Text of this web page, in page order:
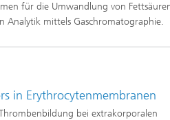
für die Umwandlung von
Analytik mittels Gaschromatographie.
in Erythrocytenmembranen
bei extrakorporalen